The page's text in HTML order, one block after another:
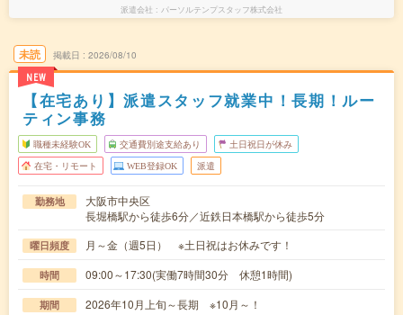
派遣会社 パーソルテンプスタッフ株式会社
未読
NEW
掲載日 2026/08/10
【在宅あり】派遣スタッフ就業中！長期！ルー
ティン事務
職種未経験OK 交通費別途支給あり 土日祝日が休み
在宅・リモート WEB登録OK 派遣
勤務地
大阪市中央区
長堀橋駅から徒歩6分／近鉄日本橋駅から徒歩5分
曜日頻度 月～金（週5日） ※土日祝はお休みです！
時間 09:00～17:30(実働7時間30分 休憩1時間)
期間 2026年10月上旬～長期 ※10月～！